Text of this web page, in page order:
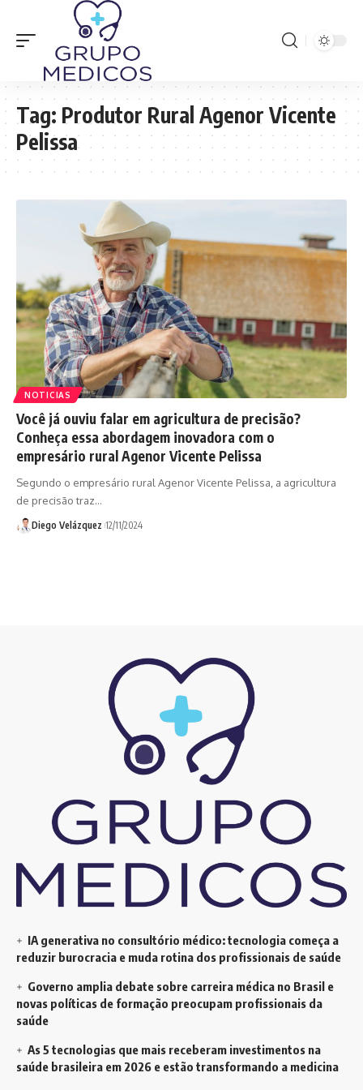
Tag: Produtor Rural Agenor Vicente
Pelissa
NOTICIAS
Você já ouviu falar em agricultura de precisão?
Conheça essa abordagem inovadora com o
empresário rural Agenor Vicente Pelissa
Segundo o empresário rural Agenor Vicente Pelissa, a agricultura
de precisão traz…
Diego Velázquez 12/11/2024
IA generativa no consultório médico: tecnologia começa a
reduzir burocracia e muda rotina dos profissionais de saúde
Governo amplia debate sobre carreira médica no Brasil e
novas políticas de formação preocupam profissionais da
saúde
As 5 tecnologias que mais receberam investimentos na
saúde brasileira em 2026 e estão transformando a medicina